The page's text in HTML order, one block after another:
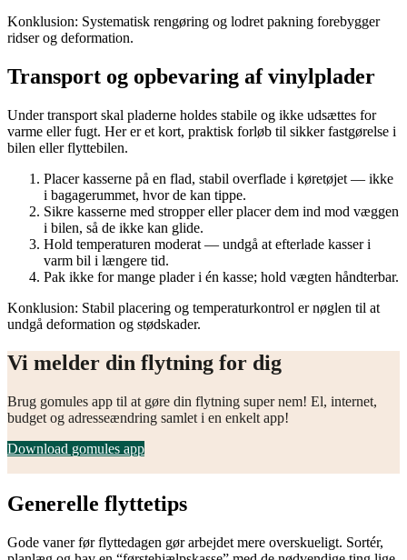
Konklusion: Systematisk rengøring og lodret pakning forebygger
ridser og deformation.
Transport og opbevaring af vinylplader
Under transport skal pladerne holdes stabile og ikke udsættes for
varme eller fugt. Her er et kort, praktisk forløb til sikker fastgørelse i
bilen eller flyttebilen.
Placer kasserne på en flad, stabil overflade i køretøjet — ikke
i bagagerummet, hvor de kan tippe.
Sikre kasserne med stropper eller placer dem ind mod væggen
i bilen, så de ikke kan glide.
Hold temperaturen moderat — undgå at efterlade kasser i
varm bil i længere tid.
Pak ikke for mange plader i én kasse; hold vægten håndterbar.
Konklusion: Stabil placering og temperaturkontrol er nøglen til at
undgå deformation og stødskader.
Vi melder din flytning for dig
Brug gomules app til at gøre din flytning super nem! El, internet,
budget og adresseændring samlet i en enkelt app!
Download gomules app
Generelle flyttetips
Gode vaner før flyttedagen gør arbejdet mere overskueligt. Sortér,